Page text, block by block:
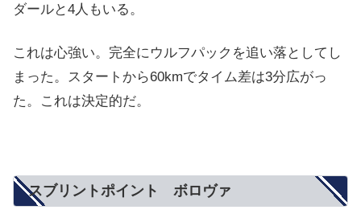
ダールと4人もいる。
これは心強い。完全にウルフパックを追い落としてし
まった。スタートから60kmでタイム差は3分広がっ
た。これは決定的だ。
スブリントポイント ボロヴァ